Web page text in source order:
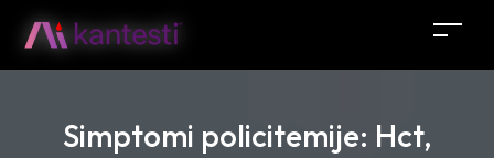
Simptomi policitemije: Hct,